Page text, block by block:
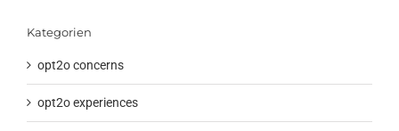
Kategorien
opt2o concerns
opt2o experiences